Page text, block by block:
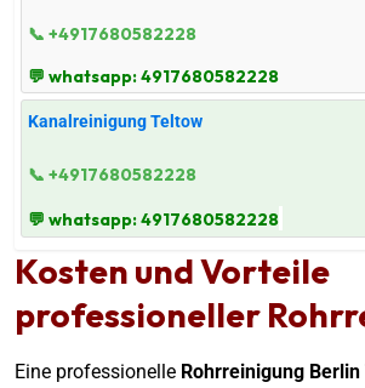
📞 +4917680582228
💬 whatsapp: 4917680582228
Kanalreinigung Teltow
📞 +4917680582228
💬 whatsapp: 4917680582228
Kosten und Vorteile
professioneller
Eine professionelle Rohrreinigung